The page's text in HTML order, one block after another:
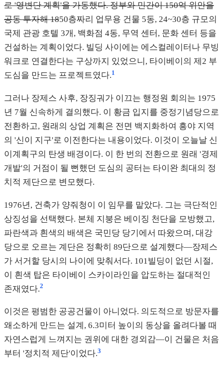
로 '영변단 계획'을 가동했다. 정부와 민간이 150억 위안을
공동 투자해 1850층짜리 업무용 건물 5동, 24~30층 규모의
국제 관광 호텔 3개, 백화점 4동, 무역 센터, 문화 센터 등을
건설하는 계획이었다. 빌딩 사이에는 에스컬레이터나 무빙
워크로 연결한다는 구상까지 있었으니, 타이베이의 제2 부
도심을 만드는 프로젝트였다.1
그러나 장제스 사후, 장징궈가 이끄는 행정원 회의는 1975
년 7월 신속하게 결의했다. 이 황금 입지를 중정기념당으로
전환하고, 원래의 상업 계획은 전면 백지화하여 흥야 지역
의 '신이 지구'로 이전한다는 내용이었다. 이것이 오늘날 신
이계획구의 탄생 배경이다. 이 한 번의 전환으로 원래 '경제
개발'의 거점이 될 뻔했던 도심의 공터는 타이완 최대의 정
치적 제단으로 변모했다.
1976년, 건축가 양줘청이 이 임무를 맡았다. 그는 극단적인
상징성을 선택했다. 본체 지붕은 베이징 천단을 모방했고,
파란색과 흰색의 배색은 국민당 당기에서 따왔으며, 대강
당으로 오르는 계단은 정확히 89단으로 설계했다—장제스
가 서거할 당시의 나이에 맞춰서다. 101빌딩이 없던 시절,
이 흰색 탑은 타이베이 스카이라인을 압도하는 절대적인
존재였다.2
이것은 평범한 공공건물이 아니었다. 의도적으로 방문자를
왜소하게 만드는 설계, 6.3미터 높이의 동상을 올려다볼 때
자연스럽게 느껴지는 권위에 대한 경외감—이 건물은 처음
부터 '정치적 제단'이었다.3